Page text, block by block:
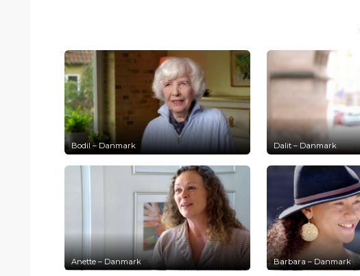
Bodil – Danmark Dalit – Danmark
Anette – Danmark Barbara – Danmark